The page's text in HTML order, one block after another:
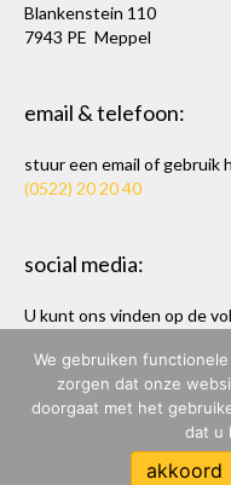
Blankenstein 110
7943 PE Meppel
email & telefoon:
stuur een email of gebruik
(0522) 20 20 40
social media:
U kunt ons vinden op de
ONTWERP
We gebruiken
zorgen dat onze
doorgaat met het
dat u
akkoord